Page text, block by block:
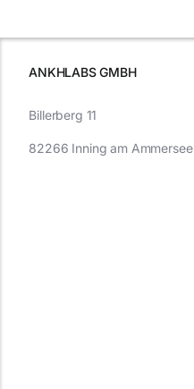
müssen
ANKHLABS GMBH
Billerberg 11
82266 Inning am Ammersee